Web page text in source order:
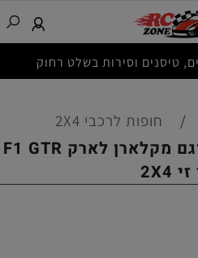
טיסנים וסירות בשלט רחוק
/ חופות לרכבי 2X4
חופה לקיושו מיני זי דגם מקלארן לארק F1 GTR